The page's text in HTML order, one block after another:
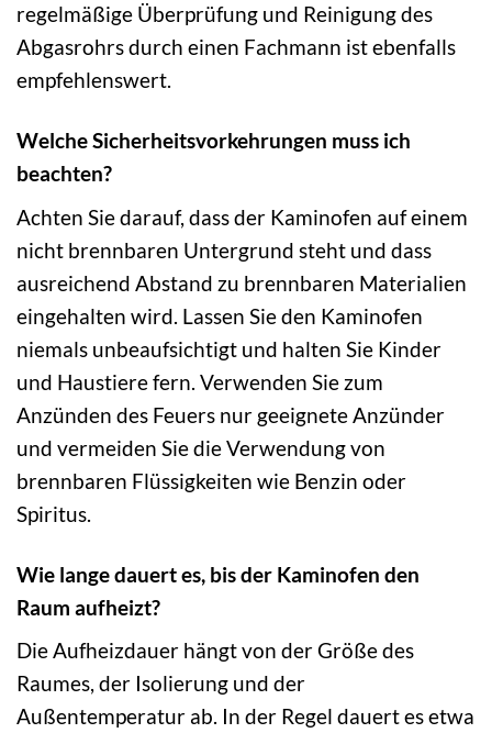
regelmäßige Überprüfung und Reinigung des
Abgasrohrs durch einen Fachmann ist ebenfalls
empfehlenswert.
Welche Sicherheitsvorkehrungen muss ich
beachten?
Achten Sie darauf, dass der Kaminofen auf einem
nicht brennbaren Untergrund steht und dass
ausreichend Abstand zu brennbaren Materialien
eingehalten wird. Lassen Sie den Kaminofen
niemals unbeaufsichtigt und halten Sie Kinder
und Haustiere fern. Verwenden Sie zum
Anzünden des Feuers nur geeignete Anzünder
und vermeiden Sie die Verwendung von
brennbaren Flüssigkeiten wie Benzin oder
Spiritus.
Wie lange dauert es, bis der Kaminofen den
Raum aufheizt?
Die Aufheizdauer hängt von der Größe des
Raumes, der Isolierung und der
Außentemperatur ab. In der Regel dauert es etwa